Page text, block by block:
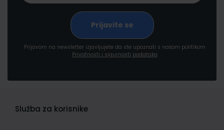
Prijavom na newsletter izjavljujete da ste upoznati s našom politikom
Privatnosti i sigurnosti podataka
Služba za korisnike